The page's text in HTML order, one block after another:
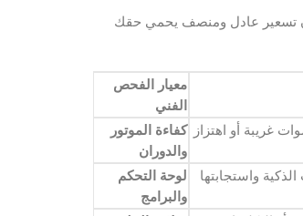
تسعير عادل ومنصف يحمي حقك
معيار الفحص
الفني
كفاءة الموتور
والدوران
غريبة أو اهتزاز
لوحة التحكم
والبرامج
واستجابتها